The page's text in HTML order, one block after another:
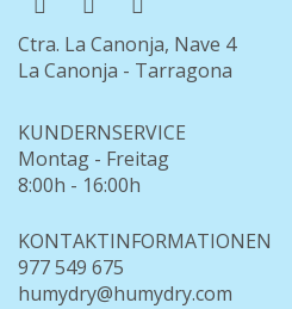
Ctra. La Canonja, Nave 4
La Canonja - Tarragona
KUNDERNSERVICE
Montag - Freitag
8:00h - 16:00h
KONTAKTINFORMATIONEN
977 549 675
humydry@humydry.com